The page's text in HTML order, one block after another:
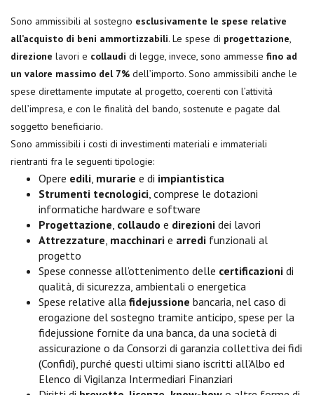
Sono ammissibili al sostegno esclusivamente le spese relative
all’acquisto di beni ammortizzabili. Le spese di progettazione,
direzione lavori e collaudi di legge, invece, sono ammesse fino ad
un valore massimo del 7% dell’importo. Sono ammissibili anche le
spese direttamente imputate al progetto, coerenti con l’attività
dell’impresa, e con le finalità del bando, sostenute e pagate dal
soggetto beneficiario.
Sono ammissibili i costi di investimenti materiali e immateriali
rientranti fra le seguenti tipologie:
Opere edili murarie e di impiantistica
Strumenti tecnologici , comprese le dotazioni
informatiche hardware e software
Progettazione collaudo e direzioni dei lavori
Attrezzature macchinari e arredi funzionali al
progetto
Spese connesse all’ottenimento delle certificazioni di
qualità, di sicurezza, ambientali o energetica
Spese relative alla fidejussione bancaria, nel caso di
erogazione del sostegno tramite anticipo, spese per la
fidejussione fornite da una banca, da una società di
assicurazione o da Consorzi di garanzia collettiva dei fidi
(Confidi), purché questi ultimi siano iscritti all’Albo ed
Elenco di Vigilanza Intermediari Finanziari